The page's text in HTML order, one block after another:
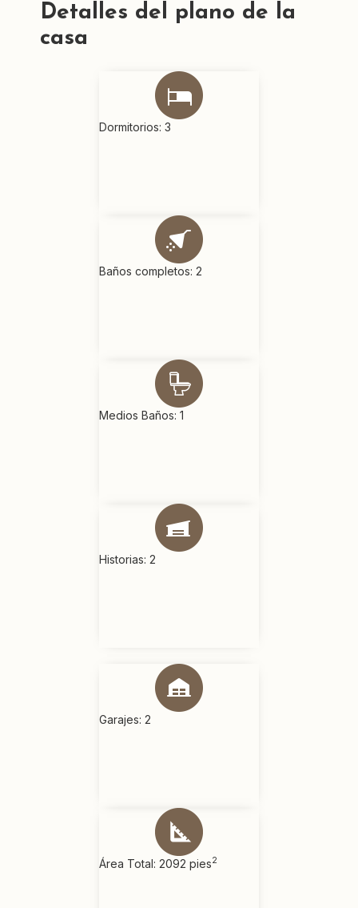
Detalles del plano de la
casa
Dormitorios: 3
Baños completos: 2
Medios Baños: 1
Historias: 2
Garajes: 2
Área Total: 2092 pies2